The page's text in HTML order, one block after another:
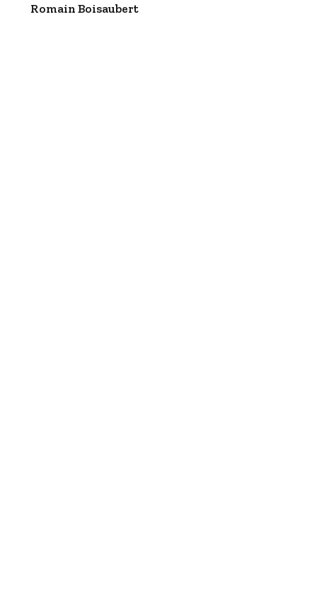
Romain Boisaubert